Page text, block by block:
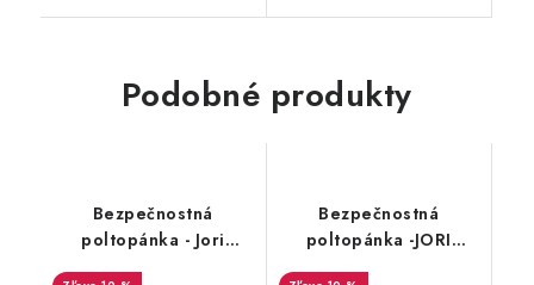
Podobné produkty
Bezpečnostná
poltopánka - Jori
Speedy Low S3 EAD -
Bezpečnostná
poltopánka -JORI
SPEEDY Low S3 ESD -